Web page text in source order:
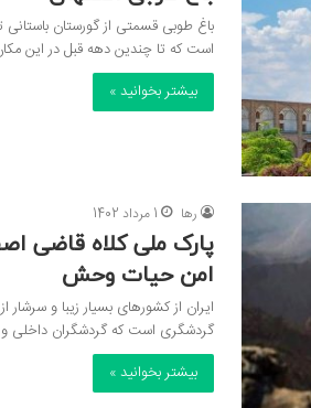
باغ طوبی قسمتی از گورستان
است که تا چندین دهه قبل در این
بیشتر بخوانید »
رها 1 مرداد 1402
پارک ملی کلاه قاضی
امن حیات وحش
ایران از کشورهای بسیار زیبا و سرشار
گردشگری است که گردشگران داخلی و
بیشتر بخوانید »